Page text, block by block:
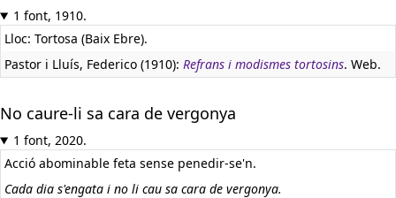
1 font, 1910.
Lloc: Tortosa (Baix Ebre).
Pastor i Lluís, Federico (1910): Refrans i modismes tortosins. Web.
No caure-li sa cara de vergonya
1 font, 2020.
Acció abominable feta sense penedir-se'n.
Cada dia s'engata i no li cau sa cara de vergonya.